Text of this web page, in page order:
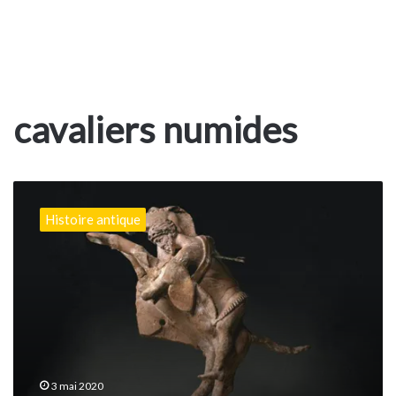
cavaliers numides
armées
berbèresHistoire antique
3 mai 2020